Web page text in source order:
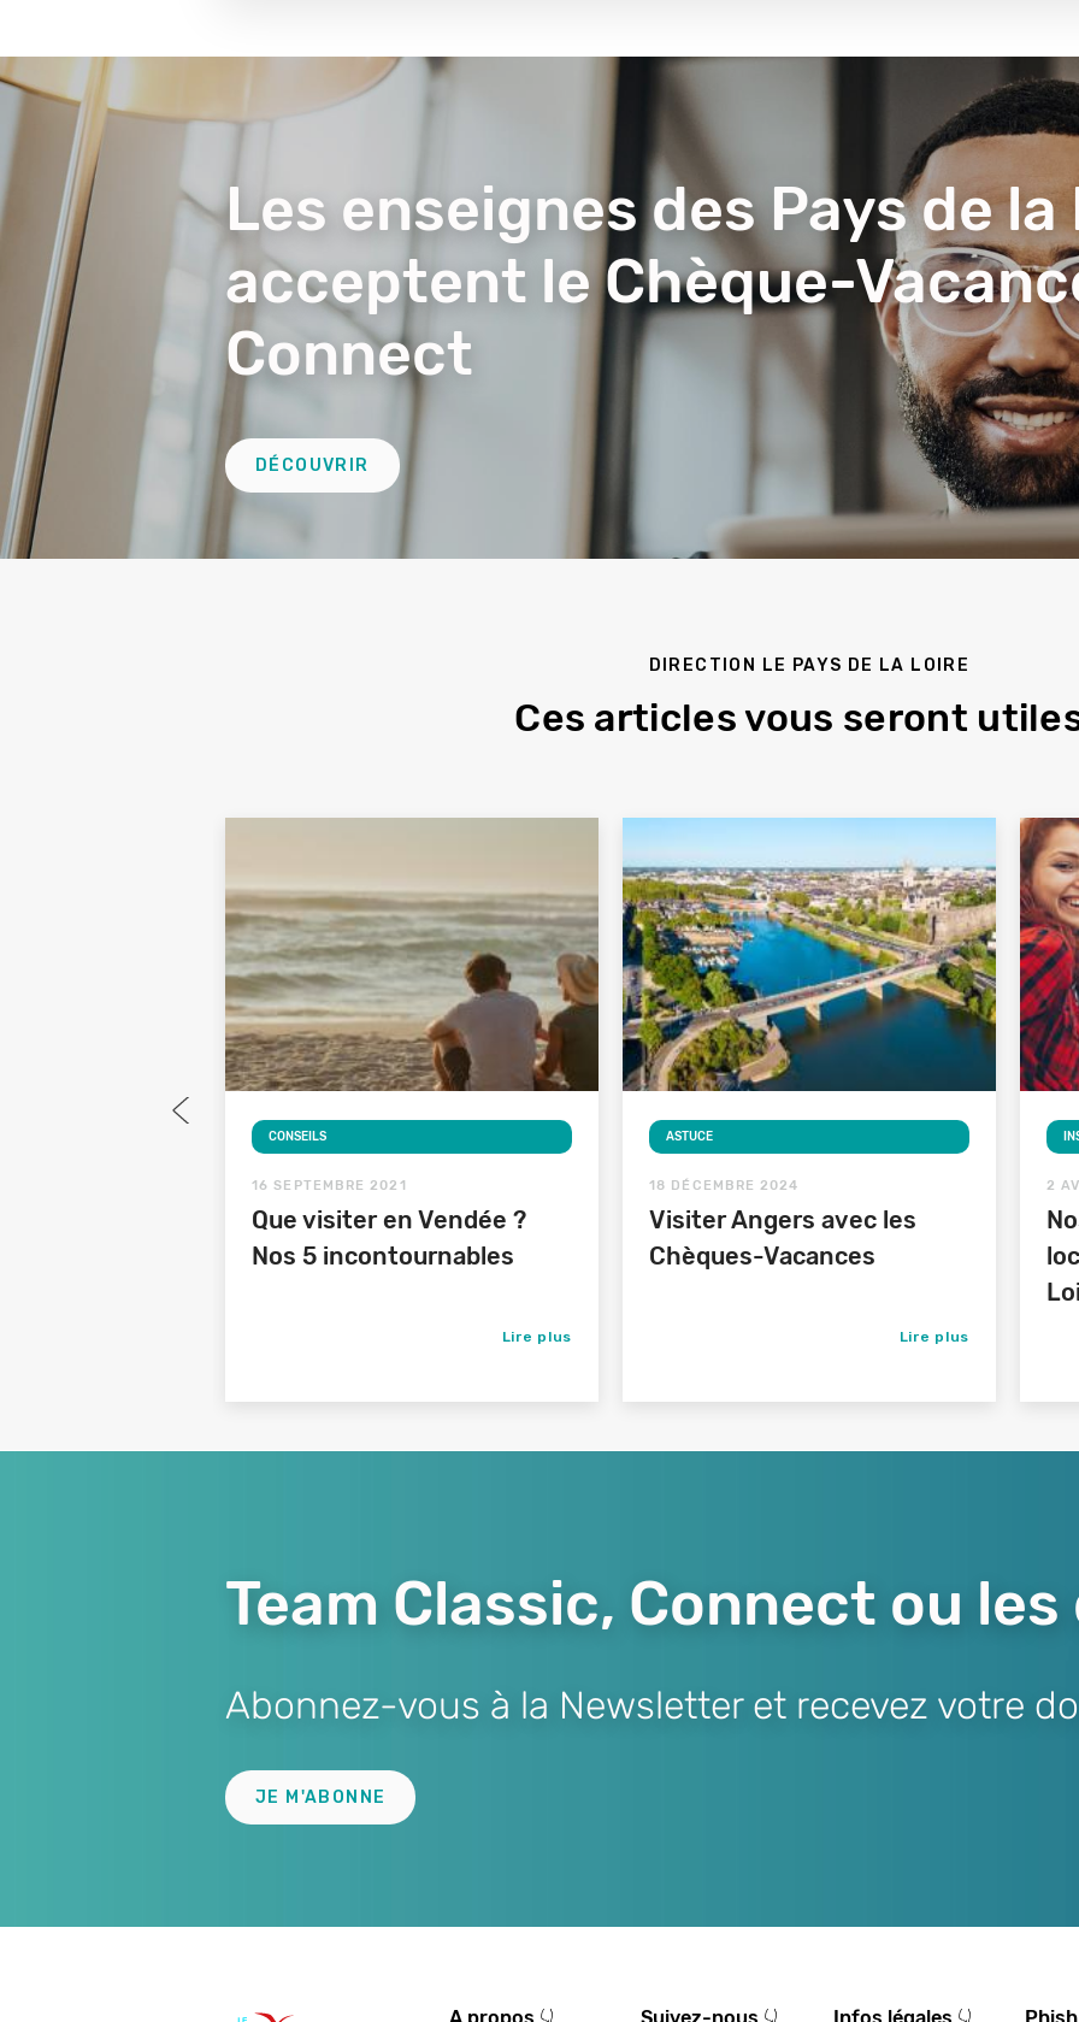
du
contenu
Les enseignes des Pays de
acceptent le Chèque-
Connect
DÉCOUVRIR
DIRECTION LE PAYS DE LA LOIRE
Ces articles vous seront
CONSEILS
16 SEPTEMBRE 2021
Que visiter en Vendée ?
Nos 5 incontournables
Lire plus
ASTUCE
18 DÉCEMBRE 2024
Visiter Angers avec les
Chèques-Vacances
Lire plus
2
Team Classic, Connect ou les
Abonnez-vous à la Newsletter et recevez votre
JE M'ABONNE